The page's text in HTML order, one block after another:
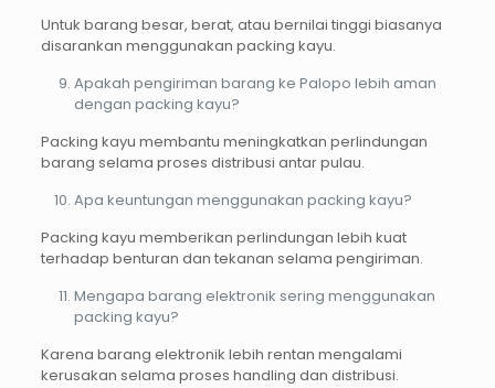
Untuk barang besar, berat, atau bernilai tinggi biasanya
disarankan menggunakan packing kayu.
Apakah pengiriman barang ke Palopo lebih aman
dengan packing kayu?
Packing kayu membantu meningkatkan perlindungan
barang selama proses distribusi antar pulau.
Apa keuntungan menggunakan packing kayu?
Packing kayu memberikan perlindungan lebih kuat
terhadap benturan dan tekanan selama pengiriman.
Mengapa barang elektronik sering menggunakan
packing kayu?
Karena barang elektronik lebih rentan mengalami
kerusakan selama proses handling dan distribusi.